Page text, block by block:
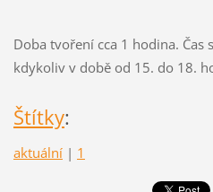
Doba tvoření cca 1 hodina. Čas
kdykoliv v době od 15. do 18.
Štítky:
aktuální | 1